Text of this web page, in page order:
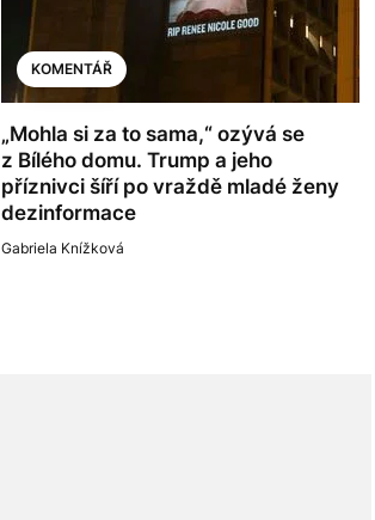
KOMENTÁŘ
„Mohla si za to sama,“ ozývá se
z Bílého domu. Trump a jeho
příznivci šíří po vraždě mladé ženy
dezinformace
Gabriela Knížková